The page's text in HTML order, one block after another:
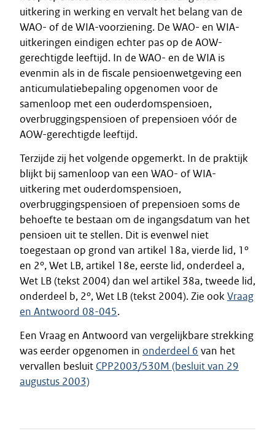
uitkering in werking en vervalt het belang van de
WAO- of de WIA-voorziening. De WAO- en WIA-
uitkeringen eindigen echter pas op de AOW-
gerechtigde leeftijd. In de WAO- en de WIA is
evenmin als in de fiscale pensioenwetgeving een
anticumulatiebepaling opgenomen voor de
samenloop met een ouderdomspensioen,
overbruggingspensioen of prepensioen vóór de
AOW-gerechtigde leeftijd.
Terzijde zij het volgende opgemerkt. In de praktijk
blijkt bij samenloop van een WAO- of WIA-
uitkering met ouderdomspensioen,
overbruggingspensioen of prepensioen soms de
behoefte te bestaan om de ingangsdatum van het
pensioen uit te stellen. Dit is evenwel niet
toegestaan op grond van artikel 18a, vierde lid, 1º
en 2º, Wet LB, artikel 18e, eerste lid, onderdeel a,
Wet LB (tekst 2004) dan wel artikel 38a, tweede lid,
onderdeel b, 2º, Wet LB (tekst 2004). Zie ookVraag
en Antwoord 08-045.
Een Vraag en Antwoord van vergelijkbare strekking
was eerder opgenomen in onderdeel 6 van het
vervallen besluit CPP2003/530M (besluit van 29
augustus 2003)